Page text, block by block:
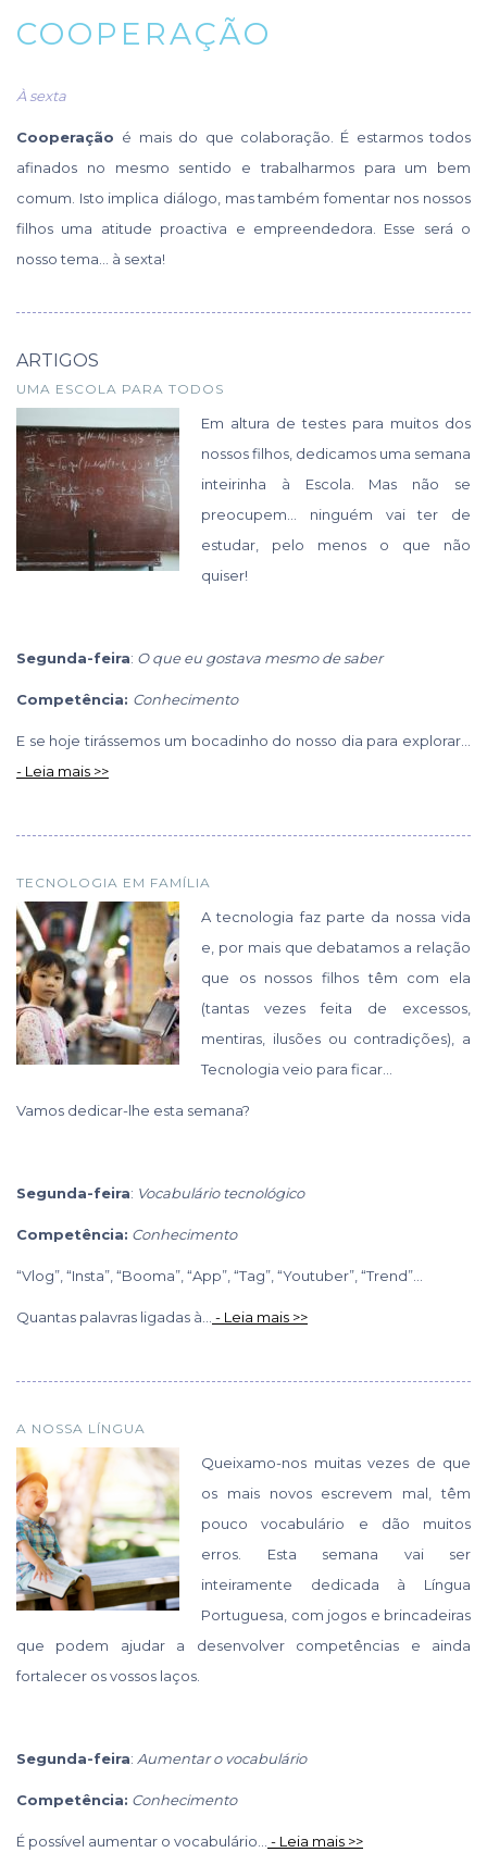
COOPERAÇÃO
À sexta
Cooperação é mais do que colaboração. É estarmos todos
afinados no mesmo sentido e trabalharmos para um bem
comum. Isto implica diálogo, mas também fomentar nos nossos
filhos uma atitude proactiva e empreendedora. Esse será o
nosso tema… à sexta!
ARTIGOS
UMA ESCOLA PARA TODOS
Em altura de testes para muitos dos
nossos filhos, dedicamos uma semana
inteirinha à Escola. Mas não se
preocupem… ninguém vai ter de
estudar, pelo menos o que não
quiser!
Segunda-feira: O que eu gostava mesmo de saber
Competência: Conhecimento
E se hoje tirássemos um bocadinho do nosso dia para explorar...
- Leia mais >>
TECNOLOGIA EM FAMÍLIA
A tecnologia faz parte da nossa vida
e, por mais que debatamos a relação
que os nossos filhos têm com ela
(tantas vezes feita de excessos,
mentiras, ilusões ou contradições), a
Tecnologia veio para ficar…
Vamos dedicar-lhe esta semana?
Segunda-feira: Vocabulário tecnológico
Competência: Conhecimento
“Vlog”, “Insta”, “Booma”, “App”, “Tag”, “Youtuber”, “Trend”…
Quantas palavras ligadas à... - Leia mais >>
A NOSSA LÍNGUA
Queixamo-nos muitas vezes de que
os mais novos escrevem mal, têm
pouco vocabulário e dão muitos
erros. Esta semana vai ser
inteiramente dedicada à Língua
Portuguesa, com jogos e brincadeiras
que podem ajudar a desenvolver competências e ainda
fortalecer os vossos laços.
Segunda-feira: Aumentar o vocabulário
Competência: Conhecimento
É possível aumentar o vocabulário... - Leia mais >>